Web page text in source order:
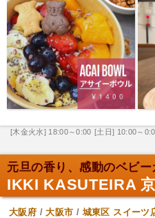
[木金火水] 18:00～0:00 [土日] 10:00～
元旦の香り、感動のベビー
IKKI KASUTEIRA
大阪府 /大阪市 / 城東区 スイーツ